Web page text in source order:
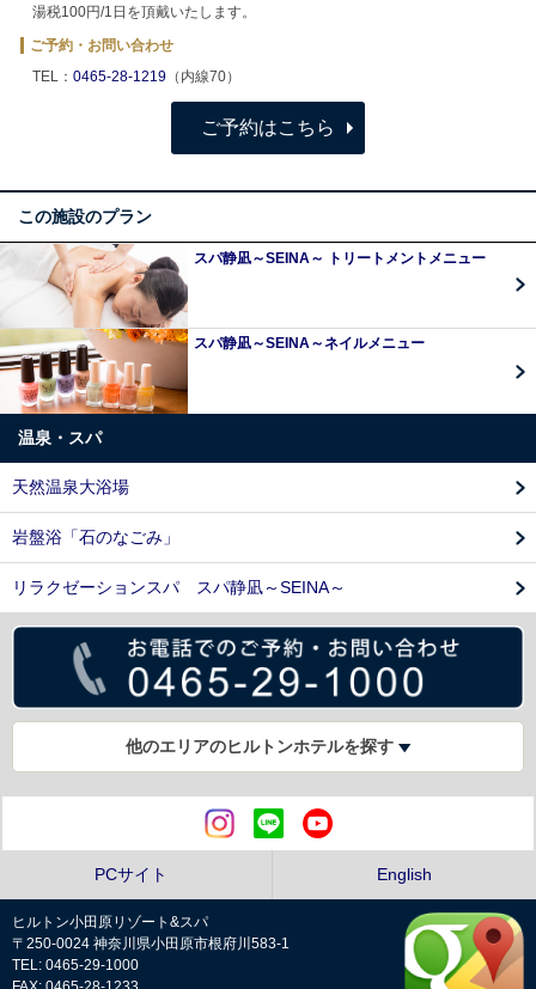
湯税100円/1日を頂戴いたします。
ご予約・お問い合わせ
TEL： 0465-28-1219 （内線70）
ご予約はこちら
この施設のプラン
スパ静凪～SEINA～ トリートメントメニュー
スパ静凪～SEINA～ネイルメニュー
温泉・スパ
天然温泉大浴場
岩盤浴「石のなごみ」
リラクゼーションスパ スパ静凪～SEINA～
他のエリアのヒルトンホテルを探す
PCサイト English
ヒルトン小田原リゾート&スパ
〒250-0024 神奈川県小田原市根府川583-1
TEL: 0465-29-1000